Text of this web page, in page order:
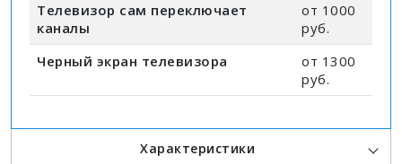
Телевизор сам переключает
каналы
от 1000
руб.
Черный экран телевизора
от 1300
руб.
Характеристики